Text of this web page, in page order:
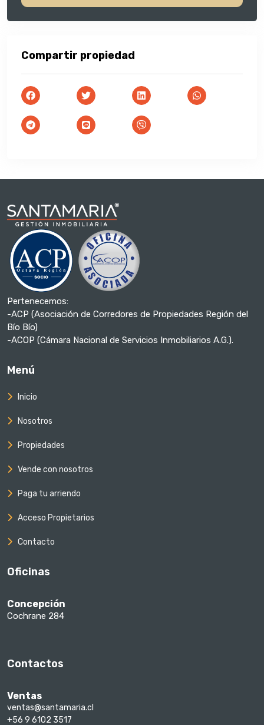
Compartir propiedad
Pertenecemos:
-ACP (Asociación de Corredores de Propiedades Región del
Bío Bío)
-ACOP (Cámara Nacional de Servicios Inmobiliarios A.G.).
Menú
Inicio
Nosotros
Propiedades
Vende con nosotros
Paga tu arriendo
Acceso Propietarios
Contacto
Oficinas
Concepción
Cochrane 284
Contactos
Ventas
ventas@santamaria.cl
+56 9 6102 3517